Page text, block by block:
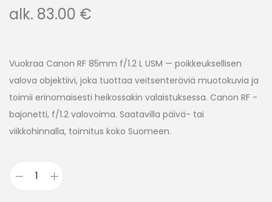
alk. 83.00 €
Vuokraa Canon RF 85mm f/1.2 L USM — poikkeuksellisen
valova objektiivi, joka tuottaa veitsenteräviä muotokuvia ja
toimii erinomaisesti heikossakin valaistuksessa. Canon RF -
bajonetti, f/1.2 valovoima. Saatavilla päivä- tai
viikkohinnalla, toimitus koko Suomeen.